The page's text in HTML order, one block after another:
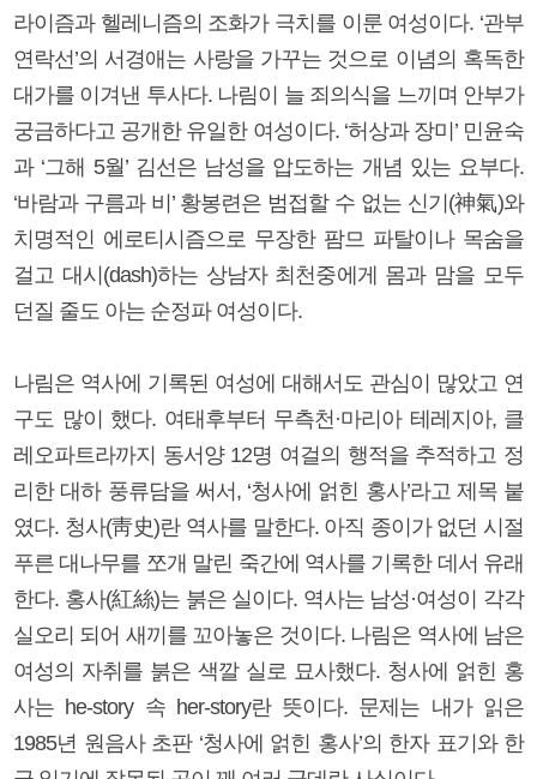
라이즘과 헬레니즘의 조화가 극치를 이룬 여성이다. ‘관부
연락선’의 서경애는 사랑을 가꾸는 것으로 이념의 혹독한
대가를 이겨낸 투사다. 나림이 늘 죄의식을 느끼며 안부가
궁금하다고 공개한 유일한 여성이다. ‘허상과 장미’ 민윤숙
과 ‘그해 5월’ 김선은 남성을 압도하는 개념 있는 요부다.
‘바람과 구름과 비’ 황봉련은 범접할 수 없는 신기(神氣)와
치명적인 에로티시즘으로 무장한 팜므 파탈이나 목숨을
걸고 대시(dash)하는 상남자 최천중에게 몸과 맘을 모두
던질 줄도 아는 순정파 여성이다.
나림은 역사에 기록된 여성에 대해서도 관심이 많았고 연
구도 많이 했다. 여태후부터 무측천·마리아 테레지아, 클
레오파트라까지 동서양 12명 여걸의 행적을 추적하고 정
리한 대하 풍류담을 써서, ‘청사에 얽힌 홍사’라고 제목 붙
였다. 청사(靑史)란 역사를 말한다. 아직 종이가 없던 시절
푸른 대나무를 쪼개 말린 죽간에 역사를 기록한 데서 유래
한다. 홍사(紅絲)는 붉은 실이다. 역사는 남성·여성이 각각
실오리 되어 새끼를 꼬아놓은 것이다. 나림은 역사에 남은
여성의 자취를 붉은 색깔 실로 묘사했다. 청사에 얽힌 홍
사는 he-story 속 her-story란 뜻이다. 문제는 내가 읽은
1985년 원음사 초판 ‘청사에 얽힌 홍사’의 한자 표기와 한